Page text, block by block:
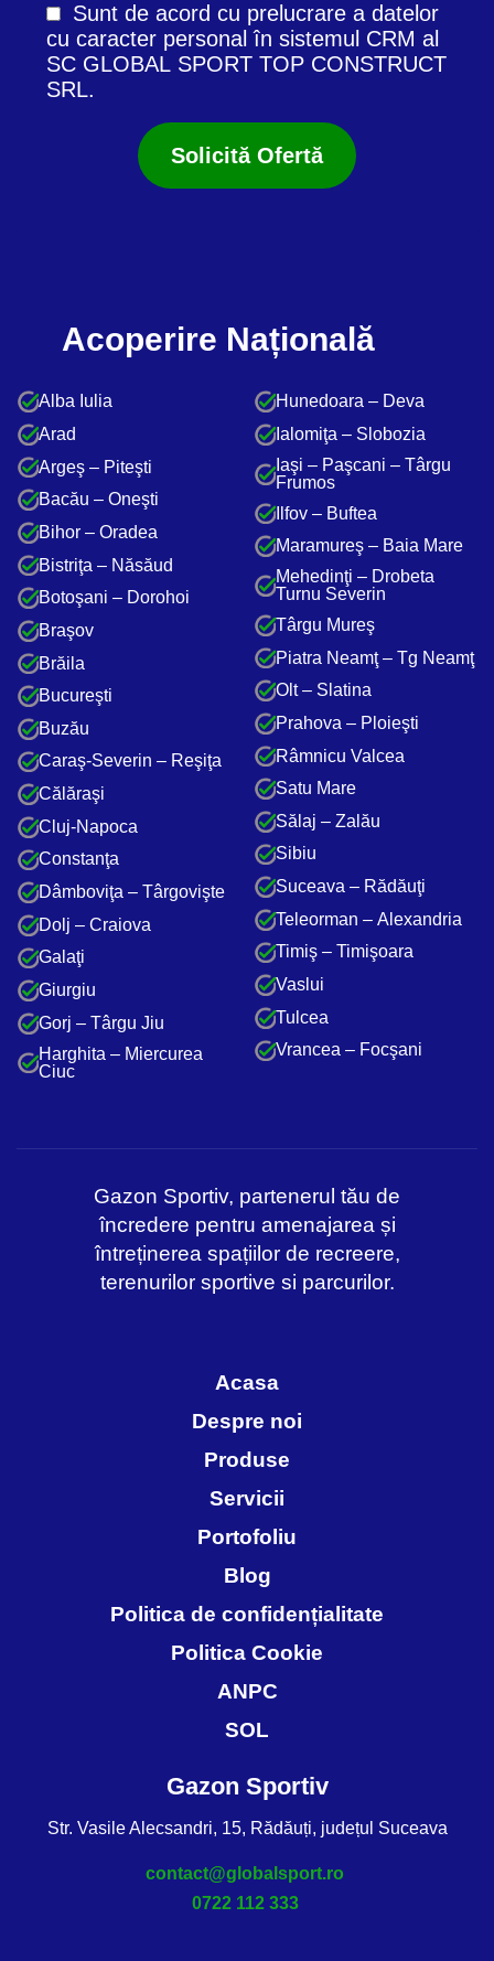
Sunt de acord cu prelucrare a datelor
cu caracter personal în sistemul CRM al
SC GLOBAL SPORT TOP CONSTRUCT
SRL.
Acoperire Națională
Alba Iulia
Arad
Argeş – Piteşti
Bacău – Oneşti
Bihor – Oradea
Bistriţa – Năsăud
Botoşani – Dorohoi
Braşov
Brăila
Bucureşti
Buzău
Caraş-Severin – Reşiţa
Călăraşi
Cluj-Napoca
Constanţa
Dâmboviţa – Târgovişte
Dolj – Craiova
Galaţi
Giurgiu
Gorj – Târgu Jiu
Harghita – Miercurea
Ciuc
Hunedoara – Deva
Ialomiţa – Slobozia
Iaşi – Paşcani – Târgu
Frumos
Ilfov – Buftea
Maramureş – Baia Mare
Mehedinţi – Drobeta
Turnu Severin
Târgu Mureş
Piatra Neamţ – Tg Neamţ
Olt – Slatina
Prahova – Ploieşti
Râmnicu Valcea
Satu Mare
Sălaj – Zalău
Sibiu
Suceava – Rădăuţi
Teleorman – Alexandria
Timiş – Timişoara
Vaslui
Tulcea
Vrancea – Focşani
Gazon Sportiv, partenerul tău de
încredere pentru amenajarea și
întreținerea spațiilor de recreere,
terenurilor sportive si parcurilor.
Acasa
Despre noi
Produse
Servicii
Portofoliu
Blog
Politica de confidențialitate
Politica Cookie
ANPC
SOL
Gazon Sportiv
Str. Vasile Alecsandri, 15, Rădăuți, județul Suceava
contact@globalsport.ro
0722 112 333